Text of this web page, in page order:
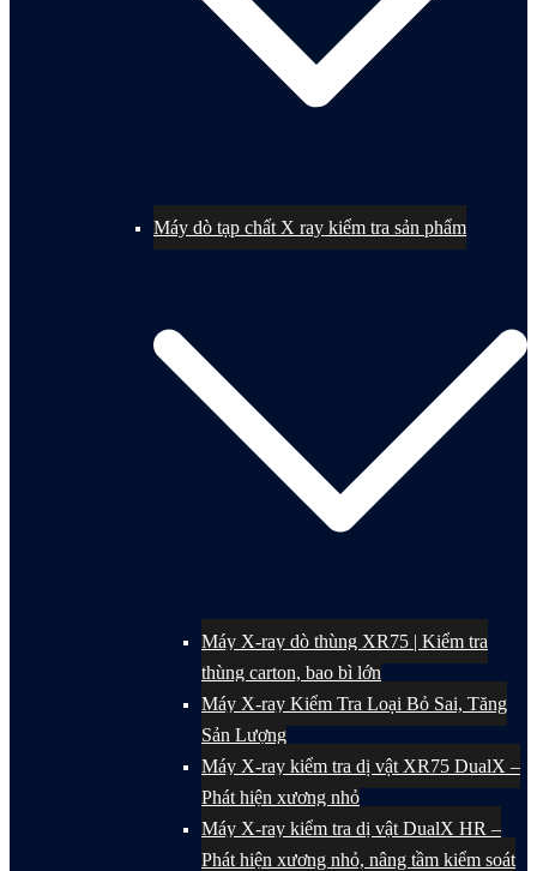
Máy dò tạp chất X ray kiểm tra sản phẩm
Máy X-ray dò thùng XR75 | Kiểm tra
thùng carton, bao bì lớn
Máy X-ray Kiểm Tra Loại Bỏ Sai, Tăng
Sản Lượng
Máy X-ray kiểm tra dị vật XR75 DualX –
Phát hiện xương nhỏ
Máy X-ray kiểm tra dị vật DualX HR –
Phát hiện xương nhỏ, nâng tầm kiểm soát